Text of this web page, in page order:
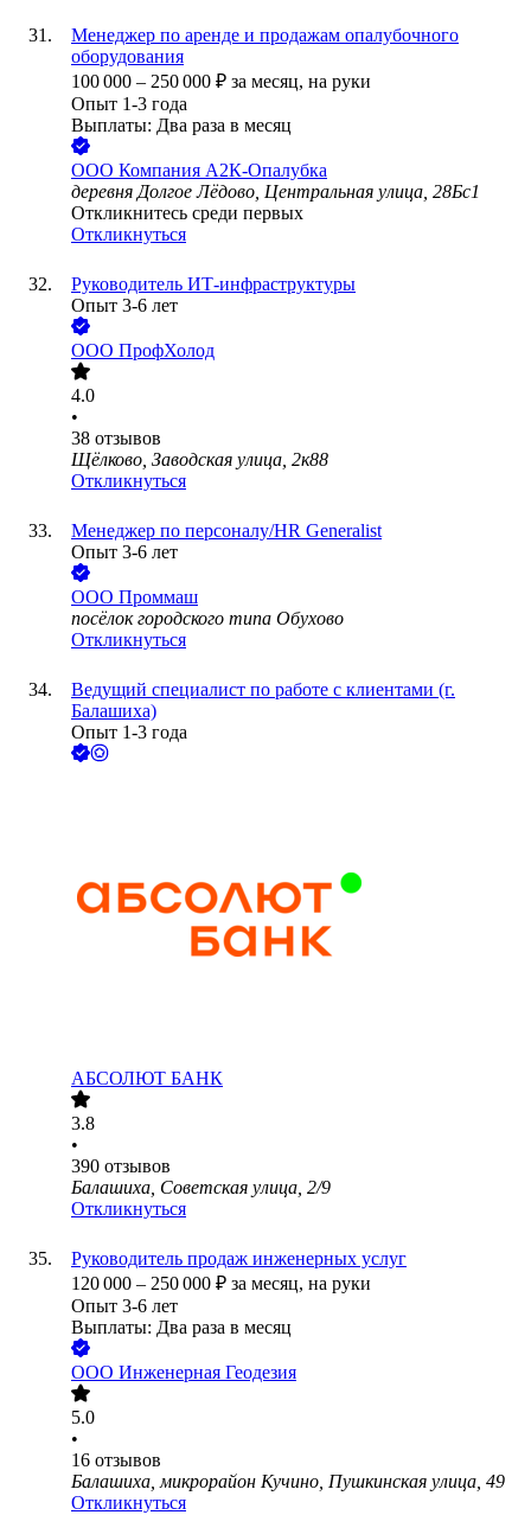
Менеджер по аренде и продажам опалубочного
оборудования
100 000 – 250 000 ₽ за месяц, на руки
Опыт 1-3 года
Выплаты: Два раза в месяц
ООО Компания А2К-Опалубка
деревня Долгое Лёдово, Центральная улица, 28Бс1
Откликнитесь среди первых
Откликнуться
Руководитель ИТ-инфраструктуры
Опыт 3-6 лет
ООО ПрофХолод
4.0
•
38 отзывов
Щёлково, Заводская улица, 2к88
Откликнуться
Менеджер по персоналу/HR Generalist
Опыт 3-6 лет
ООО Проммаш
посёлок городского типа Обухово
Откликнуться
Ведущий специалист по работе с клиентами (г.
Балашиха)
Опыт 1-3 года
АБСОЛЮТ БАНК
3.8
•
390 отзывов
Балашиха, Советская улица, 2/9
Откликнуться
Руководитель продаж инженерных услуг
120 000 – 250 000 ₽ за месяц, на руки
Опыт 3-6 лет
Выплаты: Два раза в месяц
ООО Инженерная Геодезия
5.0
•
16 отзывов
Балашиха, микрорайон Кучино, Пушкинская улица, 49
Откликнуться